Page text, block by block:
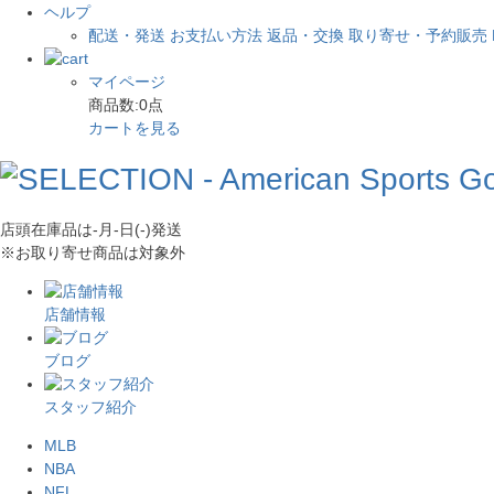
ヘルプ
配送・発送 お支払い方法 返品・交換 取り寄せ・予約販売
マイページ
商品数:0点
カートを見る
店頭在庫品は-月-日(-)発送
※お取り寄せ商品は対象外
店舗情報
ブログ
スタッフ紹介
MLB
NBA